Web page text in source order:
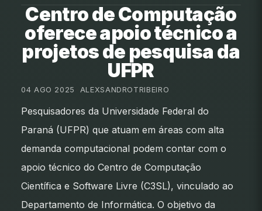
Centro de Computação
oferece apoio técnico a
projetos de pesquisa da
UFPR
04 AGO 2025 ALEXSANDROTRIBEIRO
Pesquisadores da Universidade Federal do
Paraná (UFPR) que atuam em áreas com alta
demanda computacional podem contar com o
apoio técnico do Centro de Computação
Científica e Software Livre (C3SL), vinculado ao
Departamento de Informática. O objetivo da